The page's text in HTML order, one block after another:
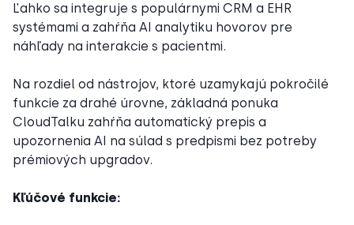
Ľahko sa integruje s populárnymi CRM a EHR
systémami a zahŕňa AI analytiku hovorov pre
náhľady na interakcie s pacientmi.
Na rozdiel od nástrojov, ktoré uzamykajú pokročilé
funkcie za drahé úrovne, základná ponuka
CloudTalku zahŕňa automatický prepis a
upozornenia AI na súlad s predpismi bez potreby
prémiových upgradov.
Kľúčové funkcie: